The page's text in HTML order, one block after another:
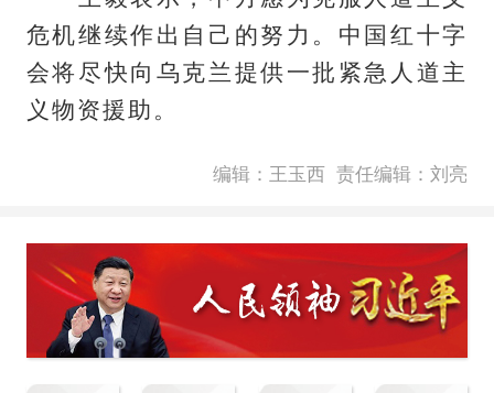
危机继续作出自己的努力。中国红十字
会将尽快向乌克兰提供一批紧急人道主
义物资援助。
编辑：王玉西 责任编辑：刘亮